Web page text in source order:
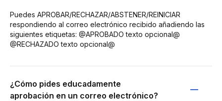
Puedes APROBAR/RECHAZAR/ABSTENER/REINICIAR
respondiendo al correo electrónico recibido añadiendo las
siguientes etiquetas: @APROBADO texto opcional@
@RECHAZADO texto opcional@
¿Cómo pides educadamente
aprobación en un correo electrónico?